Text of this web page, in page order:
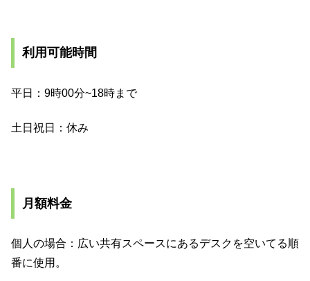
利用可能時間
平日：9時00分~18時まで
土日祝日：休み
月額料金
個人の場合：広い共有スペースにあるデスクを空いてる順
番に使用。